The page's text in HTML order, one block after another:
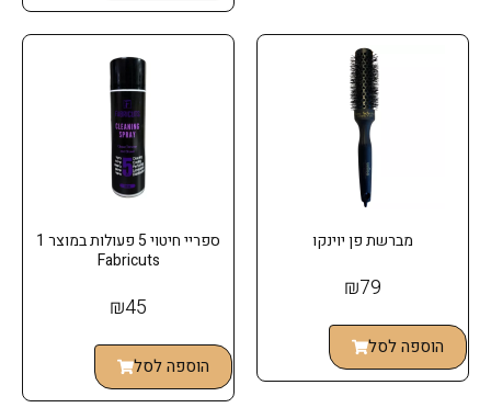
מברשת פן יוינקו
₪79
הוספה לסל
ספריי חיטוי 5 פעולות במוצר 1
Fabricuts
₪45
הוספה לסל